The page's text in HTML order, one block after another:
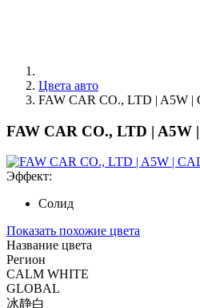
Цвета авто
FAW CAR CO., LTD | A5W
FAW CAR CO., LTD |
Эффект:
Солид
Показать похожие цвета
Название цвета
Регион
CALM WHITE
GLOBAL
冰静白